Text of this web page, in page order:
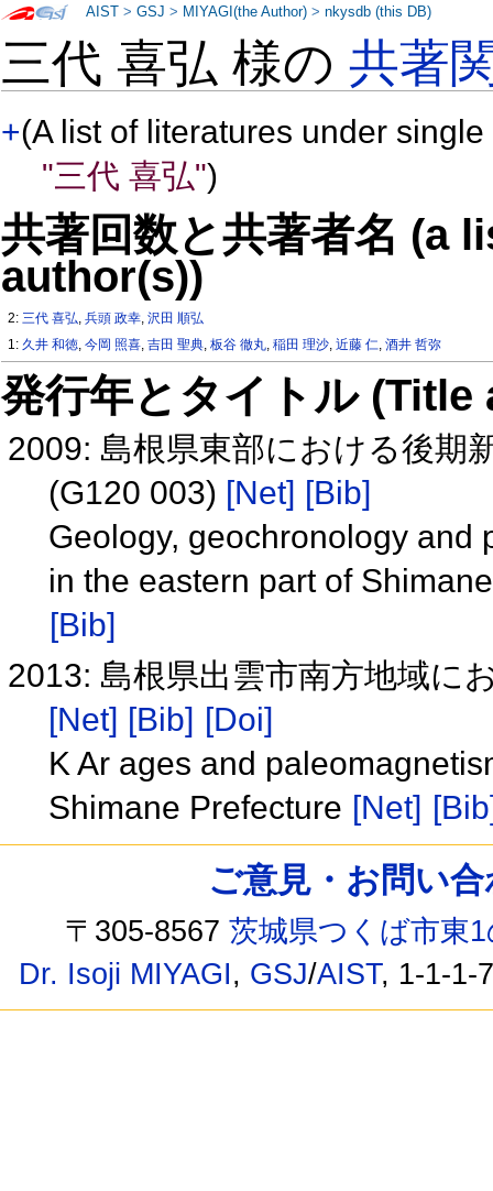
三代 喜弘 様の共著
+(A list of literatures under
"三代 喜弘")
共著回数と共著者名 (a
author(s))
2:三代 喜弘,兵頭 政幸,沢田 順弘
1: 久井 和徳,今岡 照喜,吉田 聖典,板谷 徹丸,稲田 理沙,近藤 仁,酒井 哲弥
発行年とタイトル
2009: 島根県東部における後期
(G120 003) [Net] [Bib]
Geology, geochronology and
in the eastern part of
[Bib]
2013: 島根県出雲市南方地域に
[Net] [Bib] [Doi]
K Ar ages and
Shimane Prefecture [Net]
AIST >GSJ > MIYAGI(the Author) >nkysdb (this DB)
ご意見・お問い
〒305-8567茨城県つくば市東
Dr. Isoji MIYAGI, GSJ/AIST, 1-1-1-